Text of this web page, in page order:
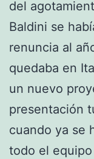
del
Baldini se
renuncia al
quedaba en
un nuevo
presentación
cuando ya se
todo el